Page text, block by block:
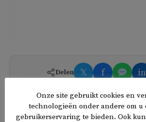
Delen 𝕏 f in
Onze site gebruikt cookies en
technologieën onder andere om u
gebruikerservaring te bieden. Ook